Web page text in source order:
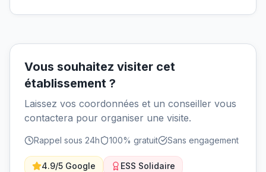
Vous souhaitez visiter cet
établissement ?
Laissez vos coordonnées et un conseiller vous
contactera pour organiser une visite.
Rappel sous 24h 100% gratuit Sans engagement
4.9/5 Google ESS Solidaire